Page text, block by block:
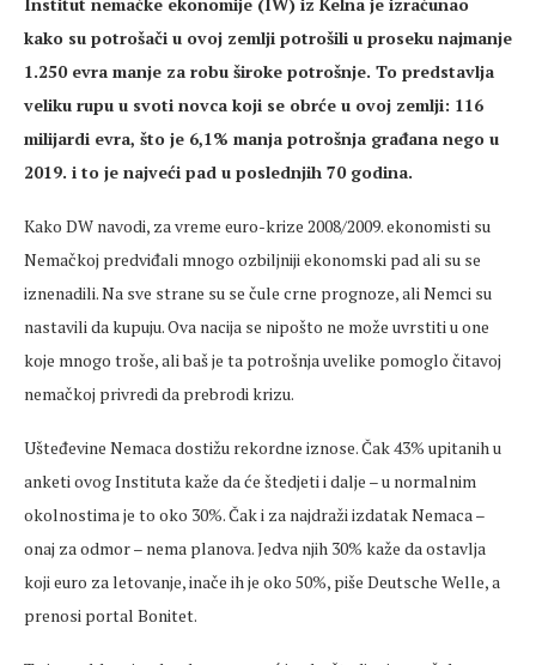
Institut nemačke ekonomije (IW) iz Kelna je izračunao
kako su potrošači u ovoj zemlji potrošili u proseku najmanje
1.250 evra manje za robu široke potrošnje. To predstavlja
veliku rupu u svoti novca koji se obrće u ovoj zemlji: 116
milijardi evra, što je 6,1% manja potrošnja građana nego u
2019. i to je najveći pad u poslednjih 70 godina.
Kako DW navodi, za vreme euro-krize 2008/2009. ekonomisti su
Nemačkoj predviđali mnogo ozbiljniji ekonomski pad ali su se
iznenadili. Na sve strane su se čule crne prognoze, ali Nemci su
nastavili da kupuju. Ova nacija se nipošto ne može uvrstiti u one
koje mnogo troše, ali baš je ta potrošnja uvelike pomoglo čitavoj
nemačkoj privredi da prebrodi krizu.
Ušteđevine Nemaca dostižu rekordne iznose. Čak 43% upitanih u
anketi ovog Instituta kaže da će štedjeti i dalje – u normalnim
okolnostima je to oko 30%. Čak i za najdraži izdatak Nemaca –
onaj za odmor – nema planova. Jedva njih 30% kaže da ostavlja
koji euro za letovanje, inače ih je oko 50%, piše Deutsche Welle, a
prenosi portal Bonitet.